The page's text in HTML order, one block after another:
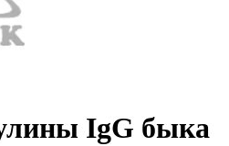
IgG быка